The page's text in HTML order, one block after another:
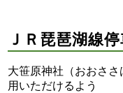
ＪＲ琵琶湖線
大笹原神社（おおさ
用いただけるよう